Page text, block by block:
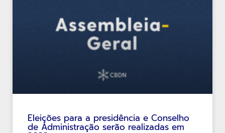
Eleições para a presidência e Conselho
de Administração serão realizadas em